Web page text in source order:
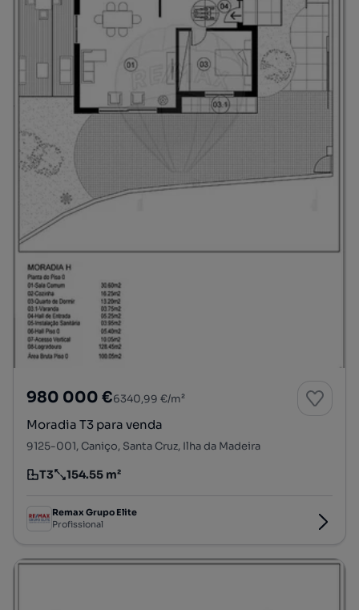
980 000 €6340,99 €/m²
Moradia T3 para venda
9125-001, Caniço, Santa Cruz, Ilha da Madeira
Tipologia
T3
Preço por metro quadrado
154.55 m²
Remax Grupo Elite
Profissional